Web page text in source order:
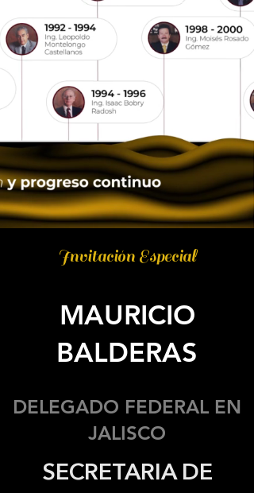
Invitación Especial
MAURICIO
BALDERAS
DELEGADO FEDERAL EN
JALISCO
SECRETARIA DE